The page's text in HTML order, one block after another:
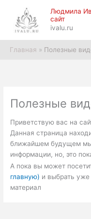
содержимому
Людмила
сайт
ivalu.ru
Главная Полезные
Полезные
Приветствую вас на
Данная страница
ближайшем будущем
информации, но, это
А пока вы может
главную) и выбрать
материал